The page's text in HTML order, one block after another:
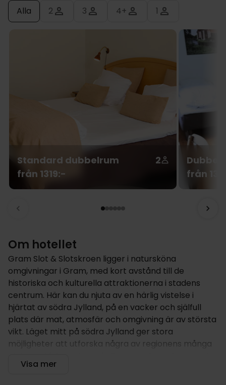
Alla 2 3 4+ 1
Standard dubbelrum
2
från 1319:-
från
Om hotellet
Gram Slot & Slotskroen ligger i natursköna
omgivningar i Gram, med kort avstånd till de
historiska och kulturella attraktionerna i stadens
centrum. Här kan du njuta av en härlig vistelse i
hjärtat av södra Jylland, på en vacker och själfull
plats där mat, atmosfär och omgivning är av största
vikt. Läget mitt på södra Jylland ger stora
möjligheter att utforska några av regionens många
rum har du alltid en trevlig och bekväm bas att
Visa mer